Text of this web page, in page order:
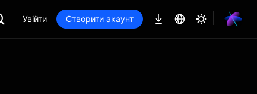
Увійти Створити акаунт